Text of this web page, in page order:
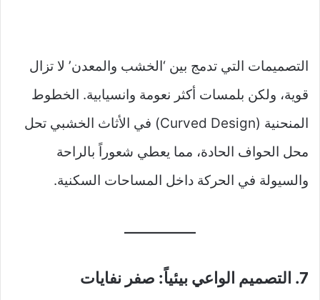
التصميمات التي تدمج بين ‘الخشب والمعدن’ لا تزال
قوية، ولكن بلمسات أكثر نعومة وانسيابية. الخطوط
المنحنية (Curved Design) في الأثاث الخشبي تحل
محل الحواف الحادة، مما يعطي شعوراً بالراحة
والسيولة في الحركة داخل المساحات السكنية.
7. التصميم الواعي بيئياً: صفر نفايات